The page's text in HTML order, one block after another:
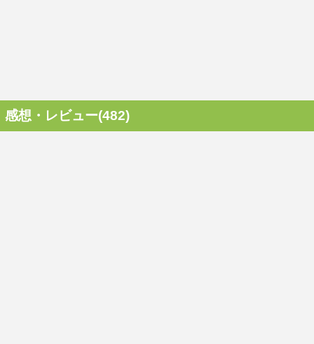
感想・レビュー(482)